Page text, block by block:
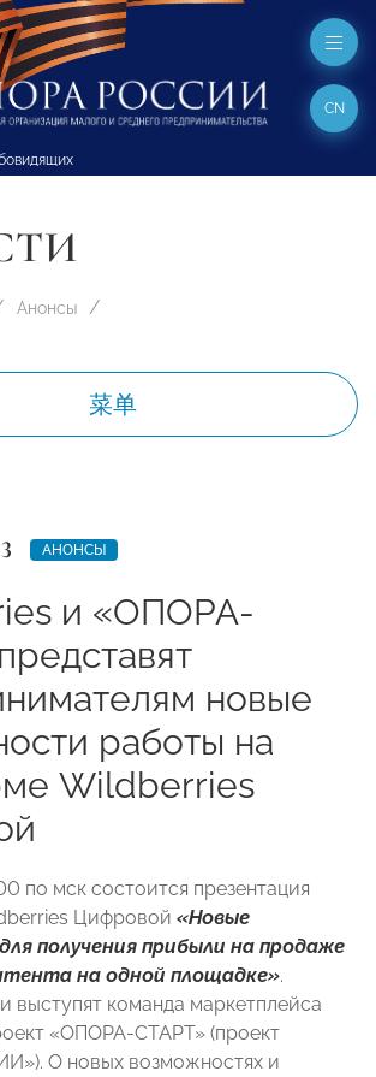
CN
Анонсы
菜单
АНОНСЫ
и «ОПОРА-
новые
работы на
Wildberries
по мск состоится презентация
Цифровой «Новые
получения прибыли на продаже
на одной площадке».
выступят команда маркетплейса
«ОПОРА-СТАРТ» (проект
О новых возможностях и